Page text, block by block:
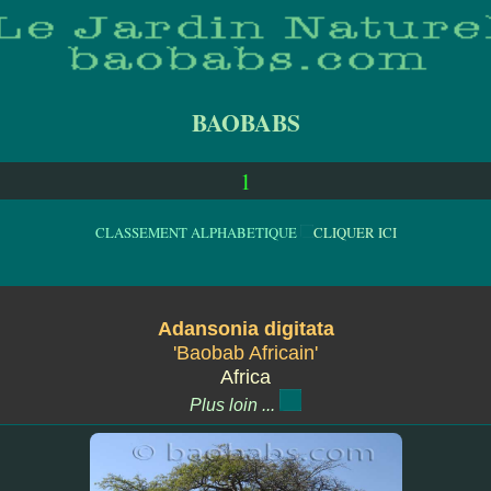
BAOBABS
1
CLASSEMENT ALPHABETIQUE CLIQUER ICI
Adansonia digitata
'Baobab Africain'
Africa
Plus loin ...